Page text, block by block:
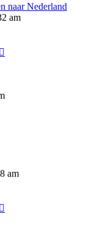
naar Nederland
am
am